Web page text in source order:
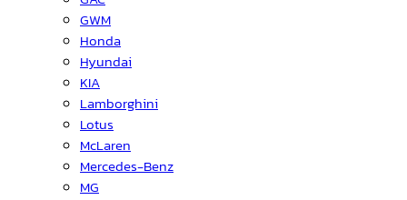
GWM
Honda
Hyundai
KIA
Lamborghini
Lotus
McLaren
Mercedes-Benz
MG